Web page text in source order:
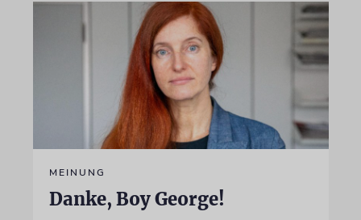
MEINUNG
Danke, Boy George!